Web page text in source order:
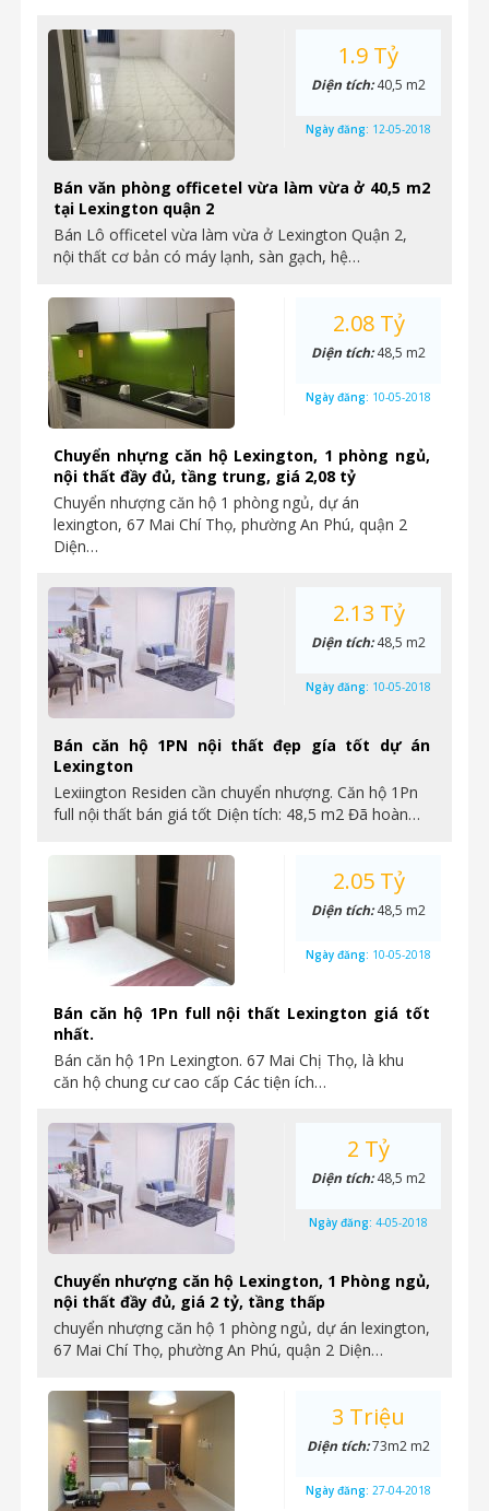
Bán văn phòng officetel vừa làm vừa ở 40,5 m2
tại Lexington quận 2
Bán Lô officetel vừa làm vừa ở Lexington Quận 2,
nội thất cơ bản có máy lạnh, sàn gạch, hệ…
1.9 Tỷ
Diện tích:40,5 m2
Ngày đăng: 12-05-2018
Chuyển nhựng căn hộ Lexington, 1 phòng ngủ,
nội thất đầy đủ, tầng trung, giá 2,08 tỷ
Chuyển nhượng căn hộ 1 phòng ngủ, dự án
lexington, 67 Mai Chí Thọ, phường An Phú, quận 2
Diện…
2.08 Tỷ
Diện tích:48,5 m2
Ngày đăng: 10-05-2018
Bán căn hộ 1PN nội thất đẹp gía tốt dự án
Lexington
Lexiington Residen cần chuyển nhượng. Căn hộ 1Pn
full nội thất bán giá tốt Diện tích: 48,5 m2 Đã hoàn…
2.13 Tỷ
Diện tích:48,5 m2
Ngày đăng: 10-05-2018
Bán căn hộ 1Pn full nội thất Lexington giá tốt
nhất.
Bán căn hộ 1Pn Lexington. 67 Mai Chị Thọ, là khu
căn hộ chung cư cao cấp Các tiện ích…
2.05 Tỷ
Diện tích:48,5 m2
Ngày đăng: 10-05-2018
Chuyển nhượng căn hộ Lexington, 1 Phòng ngủ,
nội thất đầy đủ, giá 2 tỷ, tầng thấp
chuyển nhượng căn hộ 1 phòng ngủ, dự án lexington,
67 Mai Chí Thọ, phường An Phú, quận 2 Diện…
2 Tỷ
Diện tích:48,5 m2
Ngày đăng: 4-05-2018
3 Triệu
Diện tích:73m2 m2
Ngày đăng: 27-04-2018